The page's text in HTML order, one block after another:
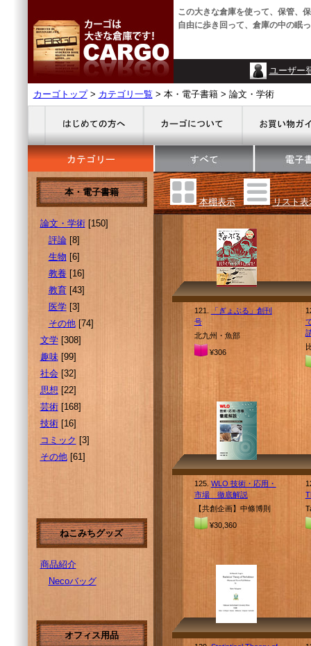
この大きな倉庫を使って、保管、
自由に歩き回って、倉庫の中の眠
ユーザー
カーゴトップ> カテゴリ一覧 > 本・電子書籍 > 論文・学術
本・電子書籍
論文・学術[150]
評論[8]
生物 [6]
教養[16]
教育[43]
医学[3]
その他[74]
文学[308]
趣味[99]
社会[32]
思想 [22]
芸術[168]
技術[16]
コミック [3]
その他[61]
ねこみちグッズ
商品紹介
Necoバッグ
オフィス用品
本棚表示 リスト表
121.
「ぎょぶる」創刊
号
北九州・魚部
¥306
125. WLO 技術・応用・
市場 徹底解説
【共創企画】中條博則
¥30,360